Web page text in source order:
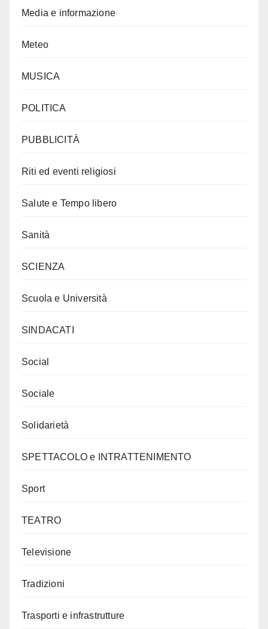
Media e informazione
Meteo
MUSICA
POLITICA
PUBBLICITÀ
Riti ed eventi religiosi
Salute e Tempo libero
Sanità
SCIENZA
Scuola e Università
SINDACATI
Social
Sociale
Solidarietà
SPETTACOLO e INTRATTENIMENTO
Sport
TEATRO
Televisione
Tradizioni
Trasporti e infrastrutture